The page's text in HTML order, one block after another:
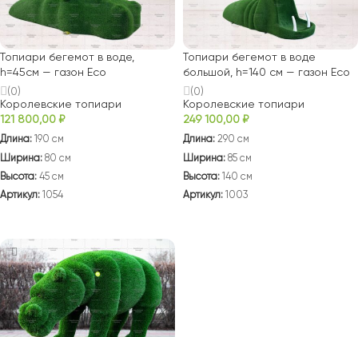
Топиари бегемот в воде,
h=45см — газон Есо
(0)
Королевские топиари
121 800,00₽
Длина: 190 см
Ширина: 80 см
Высота: 45 см
Артикул: 1054
Топиари бегемот в воде
большой, h=140 см — газон Есо
(0)
Королевские топиари
249 100,00₽
Длина: 290 см
Ширина: 85 см
Высота: 140 см
Артикул: 1003